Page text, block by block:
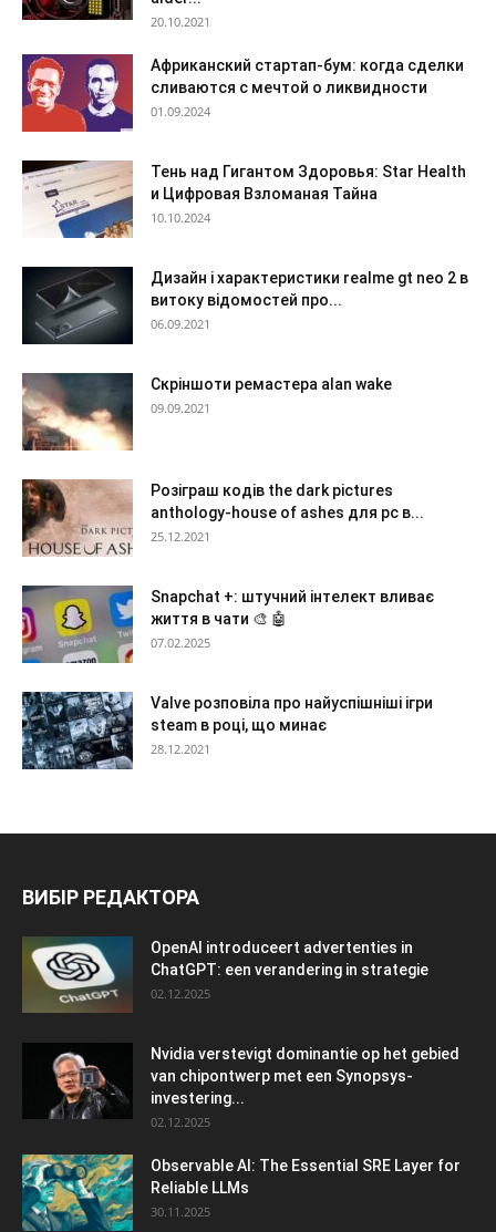
20.10.2021
Африканский стартап-бум: когда сделки
сливаются с мечтой о ликвидности
01.09.2024
Тень над Гигантом Здоровья: Star Health
и Цифровая Взломаная Тайна
10.10.2024
Дизайн і характеристики realme gt neo 2 в
витоку відомостей про...
06.09.2021
Скріншоти ремастера alan wake
09.09.2021
Розіграш кодів the dark pictures
anthology-house of ashes для pc в...
25.12.2021
Snapchat +: штучний інтелект вливає
життя в чати 🎨 🤖
07.02.2025
Valve розповіла про найуспішніші ігри
steam в році, що минає
28.12.2021
ВИБІР РЕДАКТОРА
OpenAI introduceert advertenties in
ChatGPT: een verandering in strategie
02.12.2025
Nvidia verstevigt dominantie op het gebied
van chipontwerp met een Synopsys-
investering...
02.12.2025
Observable AI: The Essential SRE Layer for
Reliable LLMs
30.11.2025